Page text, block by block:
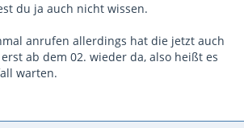
du ja auch nicht wissen.
anrufen allerdings hat die jetzt auch
ab dem 02. wieder da, also heißt es
warten.